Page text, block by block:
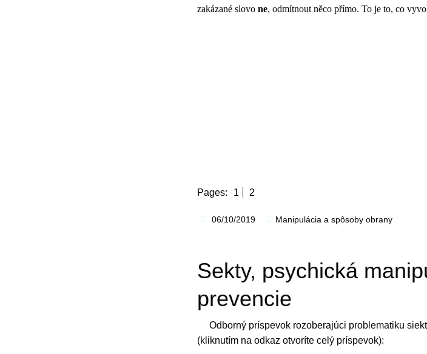
zakázané slovo ne, odmítnout něco přímo. To je to, co
Pages: 1 2
06/10/2019 Manipulácia a spôsoby obrany
Sekty, psychická
prevencie
Odborný príspevok rozoberajúci problematiku
(kliknutím na odkaz otvoríte celý príspevok):